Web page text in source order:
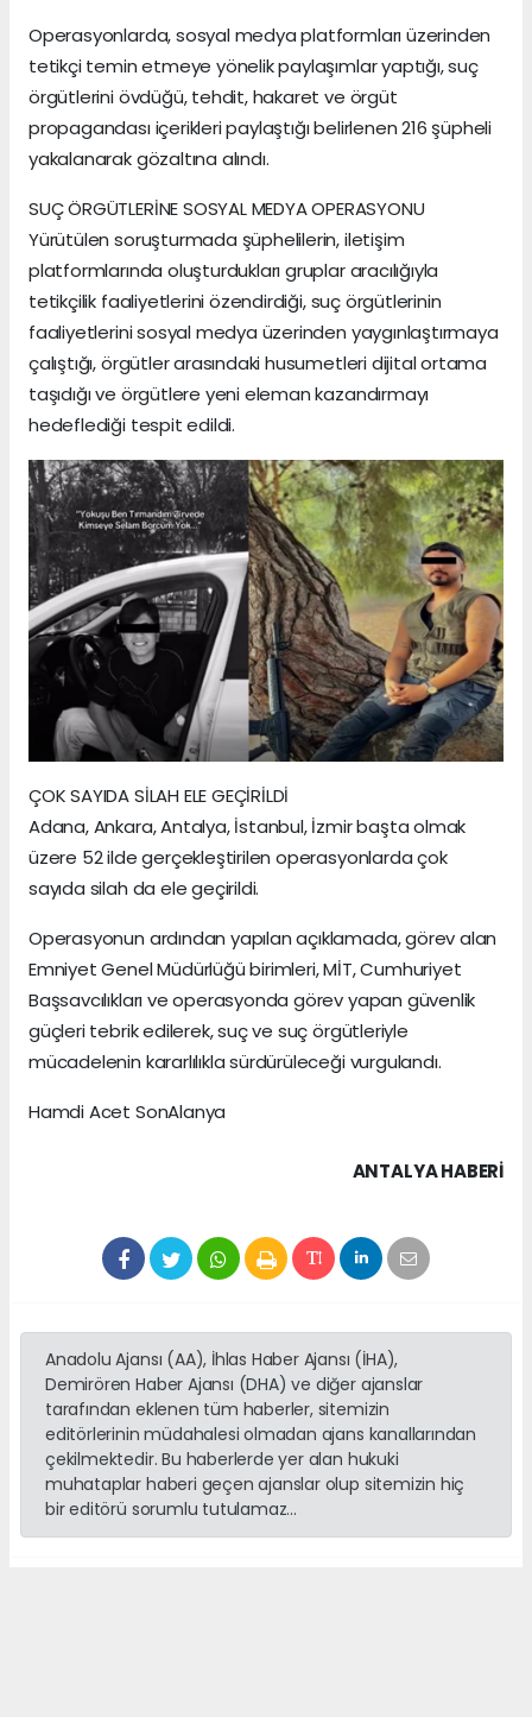
Operasyonlarda, sosyal medya platformları üzerinden
tetikçi temin etmeye yönelik paylaşımlar yaptığı, suç
örgütlerini övdüğü, tehdit, hakaret ve örgüt
propagandası içerikleri paylaştığı belirlenen 216 şüpheli
yakalanarak gözaltına alındı.
SUÇ ÖRGÜTLERİNE SOSYAL MEDYA OPERASYONU
Yürütülen soruşturmada şüphelilerin, iletişim
platformlarında oluşturdukları gruplar aracılığıyla
tetikçilik faaliyetlerini özendirdiği, suç örgütlerinin
faaliyetlerini sosyal medya üzerinden yaygınlaştırmaya
çalıştığı, örgütler arasındaki husumetleri dijital ortama
taşıdığı ve örgütlere yeni eleman kazandırmayı
hedeflediği tespit edildi.
ÇOK SAYIDA SİLAH ELE GEÇİRİLDİ
Adana, Ankara, Antalya, İstanbul, İzmir başta olmak
üzere 52 ilde gerçekleştirilen operasyonlarda çok
sayıda silah da ele geçirildi.
Operasyonun ardından yapılan açıklamada, görev alan
Emniyet Genel Müdürlüğü birimleri, MİT, Cumhuriyet
Başsavcılıkları ve operasyonda görev yapan güvenlik
güçleri tebrik edilerek, suç ve suç örgütleriyle
mücadelenin kararlılıkla sürdürüleceği vurgulandı.
Hamdi Acet SonAlanya
ANTALYA HABERİ
Anadolu Ajansı (AA), İhlas Haber Ajansı (İHA),
Demirören Haber Ajansı (DHA) ve diğer ajanslar
tarafından eklenen tüm haberler, sitemizin
editörlerinin müdahalesi olmadan ajans kanallarından
çekilmektedir. Bu haberlerde yer alan hukuki
muhataplar haberi geçen ajanslar olup sitemizin hiç
bir editörü sorumlu tutulamaz...